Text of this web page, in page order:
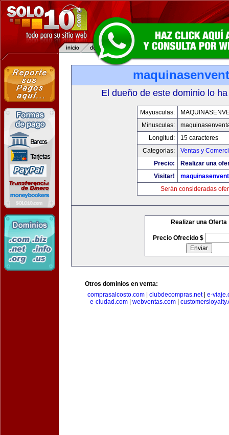
El dueño de este dominio lo
Mayusculas:
Minusculas:
Longitud:
15 caracteres
Categorias:
Ventas y
Precio:
Realizar una
Visitar!
Serán consideradas
Realizar una Oferta
Precio Ofrecido $
Otros dominios en venta:
comprasalcosto.com
clubdecompras.net| e-
e-ciudad.com| webventas.com|